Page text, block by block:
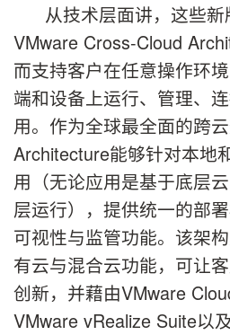
从技术层面讲，这些
VMware Cross-Cloud
而支持客户在任意操作环
端和设备上运行、管理、
用。作为全球最全面的跨
Architecture能够针对本地
用（无论应用是基于底层
层运行），提供统一的部
可视性与监管功能。该架
有云与混合云功能，可让
创新，并藉由VMware
VMware vRealize Suite以